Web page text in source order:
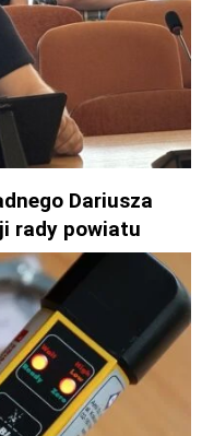
Dariusza
rady powiatu